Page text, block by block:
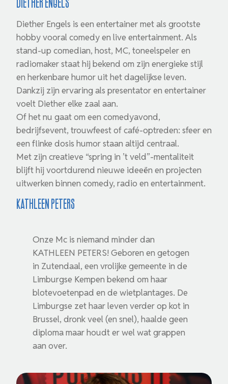
Diether Engels
Diether Engels is een entertainer met als grootste
hobby vooral comedy en live entertainment. Als
stand-up comedian, host, MC, toneelspeler en
radiomaker staat hij bekend om zijn energieke stijl
en herkenbare humor uit het dagelijkse leven.
Dankzij zijn ervaring als presentator en entertainer
voelt Diether elke zaal aan.
Of het nu gaat om een comedyavond,
bedrijfsevent, trouwfeest of café-optreden: sfeer en
een flinke dosis humor staan altijd centraal.
Met zijn creatieve “spring in ’t veld”-mentaliteit
blijft hij voortdurend nieuwe ideeën en projecten
uitwerken binnen comedy, radio en entertainment.
Kathleen Peters
Onze Mc is niemand minder dan
KATHLEEN PETERS! Geboren en getogen
in Zutendaal, een vrolijke gemeente in de
Limburgse Kempen bekend om haar
blotevoetenpad en de wietplantages. De
Limburgse zet haar leven verder op kot in
Brussel, dronk veel (en snel), haalde geen
diploma maar houdt er wel wat grappen
aan over.